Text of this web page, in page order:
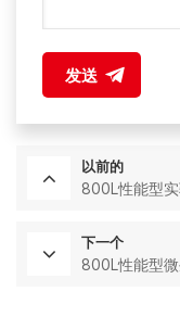
发送
以前的
800L性能型
下一个
800L性能型